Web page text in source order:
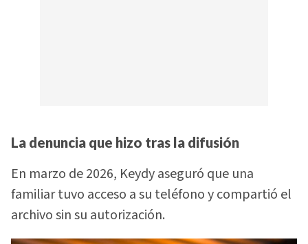
La denuncia que hizo tras la difusión
En marzo de 2026, Keydy aseguró que una
familiar tuvo acceso a su teléfono y compartió el
archivo sin su autorización.